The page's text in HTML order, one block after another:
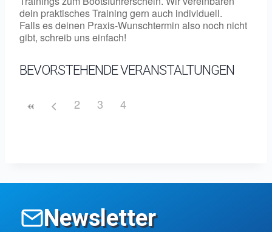
dein praktisches Training gern auch individuell.
Falls es deinen Praxis-Wunschtermin also noch nicht
gibt, schreib uns einfach!
BEVORSTEHENDE VERANSTALTUNGEN
2 3 4
Newsletter